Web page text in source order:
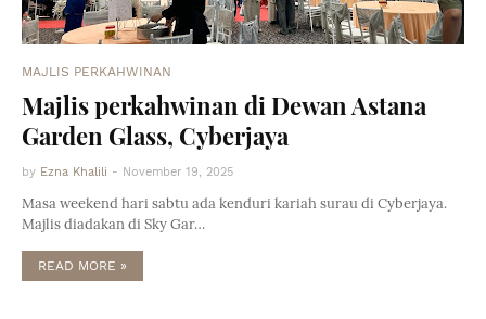
MAJLIS PERKAHWINAN
Majlis perkahwinan di Dewan Astana
Garden Glass, Cyberjaya
by Ezna Khalili - November 19, 2025
Masa weekend hari sabtu ada kenduri kariah surau di Cyberjaya.
Majlis diadakan di Sky Gar…
READ MORE »